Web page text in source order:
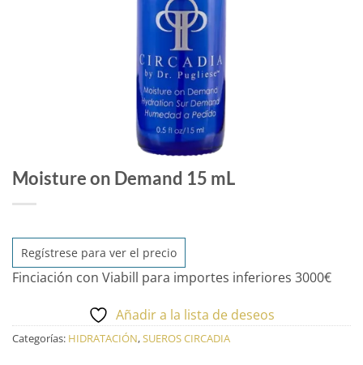
Moisture on Demand 15 mL
Regístrese para ver el precio
Finciación con Viabill para importes inferiores 3000€
Añadir a la lista de deseos
Categorías: HIDRATACIÓN,SUEROS CIRCADIA